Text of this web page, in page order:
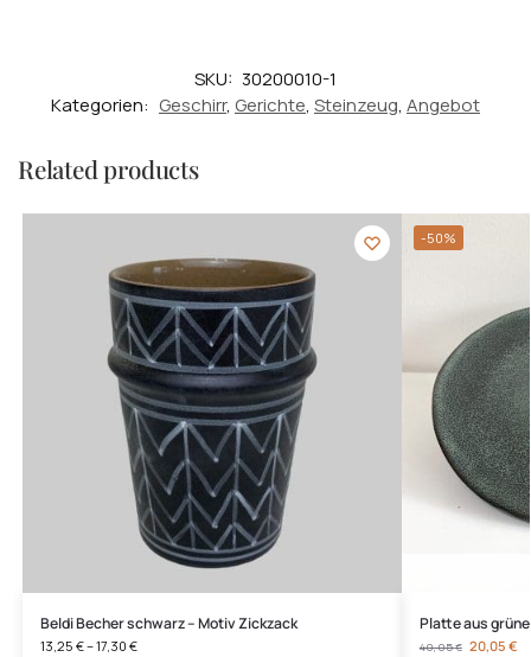
SKU: 30200010-1
Kategorien: Geschirr, Gerichte, Steinzeug, Angebot
Related products
Beldi Becher schwarz – Motiv Zickzack
13,25 €–17,30 €
-50%
Platte aus
40,05€ 20,05 €